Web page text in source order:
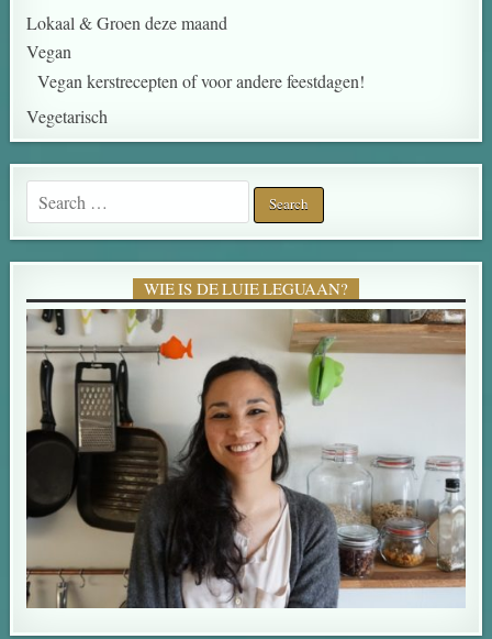
Lokaal & Groen deze maand
Vegan
Vegan kerstrecepten of voor andere feestdagen!
Vegetarisch
Search for:
WIE IS DE LUIE LEGUAAN?